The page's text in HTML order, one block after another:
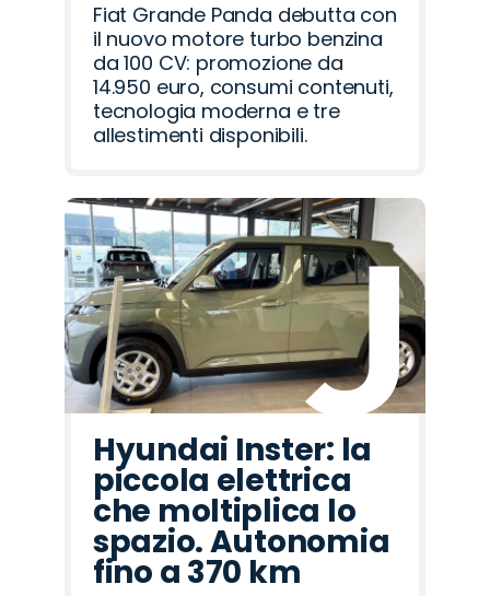
Fiat Grande Panda debutta con
il nuovo motore turbo benzina
da 100 CV: promozione da
14.950 euro, consumi contenuti,
tecnologia moderna e tre
allestimenti disponibili.
Hyundai Inster: la
piccola elettrica
che moltiplica lo
spazio. Autonomia
fino a 370 km